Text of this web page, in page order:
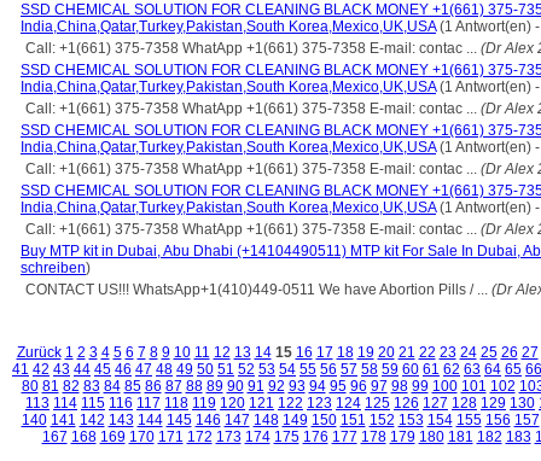
SSD CHEMICAL SOLUTION FOR CLEANING BLACK MONEY +1(661) 375-
India,China,Qatar,Turkey,Pakistan,South Korea,Mexico,UK,USA(1 Antwort(en) -
Call: +1(661) 375-7358 WhatApp +1(661) 375-7358 E-mail: contac ... (Dr Alex
SSD CHEMICAL SOLUTION FOR CLEANING BLACK MONEY +1(661) 375-
India,China,Qatar,Turkey,Pakistan,South Korea,Mexico,UK,USA(1 Antwort(en) -
Call: +1(661) 375-7358 WhatApp +1(661) 375-7358 E-mail: contac ... (Dr Alex
SSD CHEMICAL SOLUTION FOR CLEANING BLACK MONEY +1(661) 375-
India,China,Qatar,Turkey,Pakistan,South Korea,Mexico,UK,USA(1 Antwort(en) -
Call: +1(661) 375-7358 WhatApp +1(661) 375-7358 E-mail: contac ... (Dr Alex
SSD CHEMICAL SOLUTION FOR CLEANING BLACK MONEY +1(661) 375-
India,China,Qatar,Turkey,Pakistan,South Korea,Mexico,UK,USA(1 Antwort(en) -
Call: +1(661) 375-7358 WhatApp +1(661) 375-7358 E-mail: contac ... (Dr Alex
Buy MTP kit in Dubai, Abu Dhabi (+14104490511) MTP kit For Sale In Dubai,
schreiben)
CONTACT US!!! WhatsApp+1(410)449-0511 We have Abortion Pills / ... (Dr
Zurück 1 2 3 4 5 6 7 8 9 10 11 12 13 14 15 16 17 18 19 20 21 22 23 24 25 26 27
41 42 43 44 45 46 47 48 49 50 51 52 53 54 55 56 57 58 59 60 61 62 63 64 65 66
80 81 82 83 84 85 86 87 88 89 90 91 92 93 94 95 96 97 98 99 100 101 102
113 114 115 116 117 118 119 120 121 122 123 124 125 126 127 128 129 130
140 141 142 143 144 145 146 147 148 149 150 151 152 153 154 155 156 157
167 168 169 170 171 172 173 174 175 176 177 178 179 180 181 182 183